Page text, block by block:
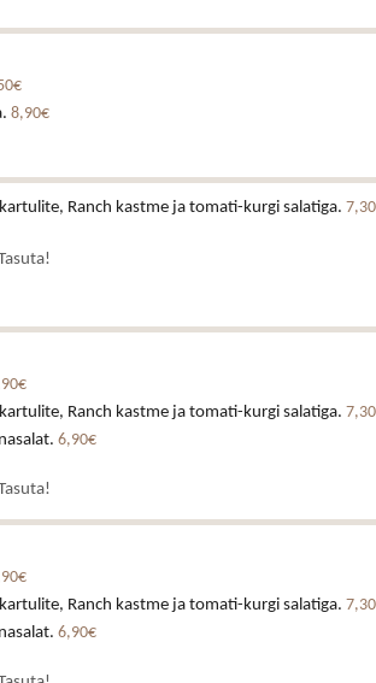
8,90€
Ranch kastme ja tomati-kurgi salatiga.
Ranch kastme ja tomati-kurgi salatiga.
6,90€
Ranch kastme ja tomati-kurgi salatiga.
6,90€